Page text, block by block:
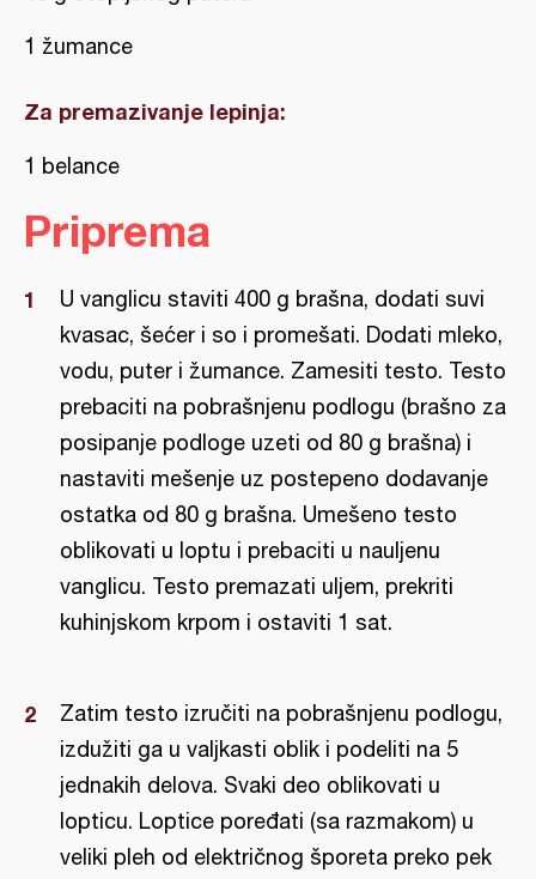
1 žumance
Za premazivanje lepinja:
1 belance
Priprema
U vanglicu staviti 400 g brašna, dodati suvi
kvasac, šećer i so i promešati. Dodati mleko,
vodu, puter i žumance. Zamesiti testo. Testo
prebaciti na pobrašnjenu podlogu (brašno za
posipanje podloge uzeti od 80 g brašna) i
nastaviti mešenje uz postepeno dodavanje
ostatka od 80 g brašna. Umešeno testo
oblikovati u loptu i prebaciti u nauljenu
vanglicu. Testo premazati uljem, prekriti
kuhinjskom krpom i ostaviti 1 sat.
Zatim testo izručiti na pobrašnjenu podlogu,
izdužiti ga u valjkasti oblik i podeliti na 5
jednakih delova. Svaki deo oblikovati u
lopticu. Loptice poređati (sa razmakom) u
veliki pleh od električnog šporeta preko pek